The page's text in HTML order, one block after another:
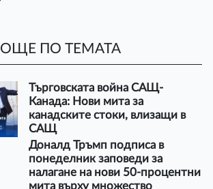
ОЩЕ ПО ТЕМАТА
Търговската война САЩ-
Канада: Нови мита за
канадските стоки, влизащи в
САЩ
Доналд Тръмп подписа в
понеделник заповеди за
налагане на нови 50-процентни
мита върху множество